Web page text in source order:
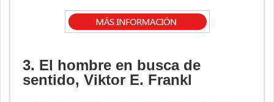
3. El hombre en busca de
sentido, Viktor E. Frankl